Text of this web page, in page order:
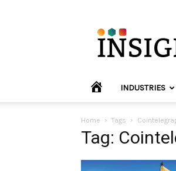
Insights
Europe
HOME INDUSTRIES
Home Tags
Tag: